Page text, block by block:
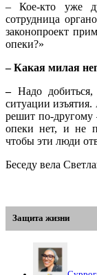
– Кое-кто уже
сотрудница
законопроект
опеки?»
– Какая милая
– Надо
ситуации изъятия.
решит по-другому
опеки нет, и не
чтобы эти люди
Беседу вела
Защита жизни